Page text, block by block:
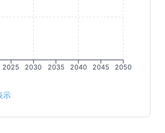
2025 2030 2035 2040 2045 2050
示